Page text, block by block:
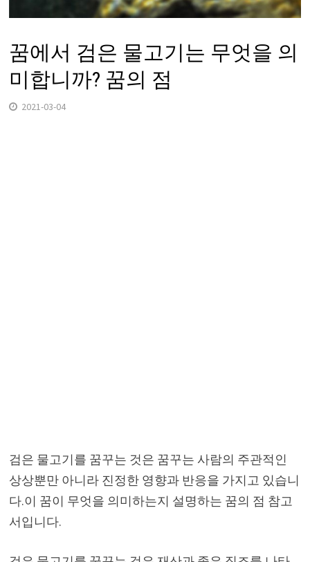
꿈에서 검은 물고기는 무엇을 의
미합니까? 꿈의 점
2021-03-04
검은 물고기를 꿈꾸는 것은 꿈꾸는 사람의 주관적인
상상뿐만 아니라 진정한 영향과 반응을 가지고 있습니
다.이 꿈이 무엇을 의미하는지 설명하는 꿈의 점 참고
서입니다.